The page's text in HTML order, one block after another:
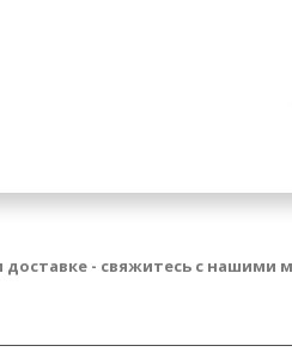
доставке - свяжитесь с нашими